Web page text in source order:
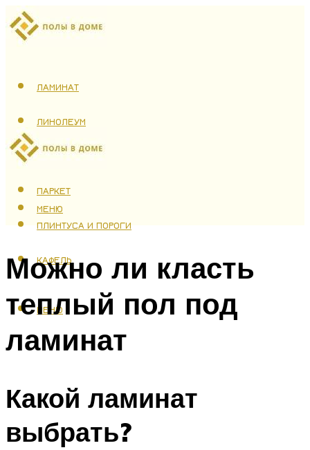
ЛАМИНАТ
ЛИНОЛЕУМ
ТЕПЛЫЙ ПОЛ
ПАРКЕТ
ПЛИНТУСА И ПОРОГИ
КАФЕЛЬ
МЕНЮ
МЕНЮ
Можно ли класть
теплый пол под
ламинат
Какой ламинат
выбрать?